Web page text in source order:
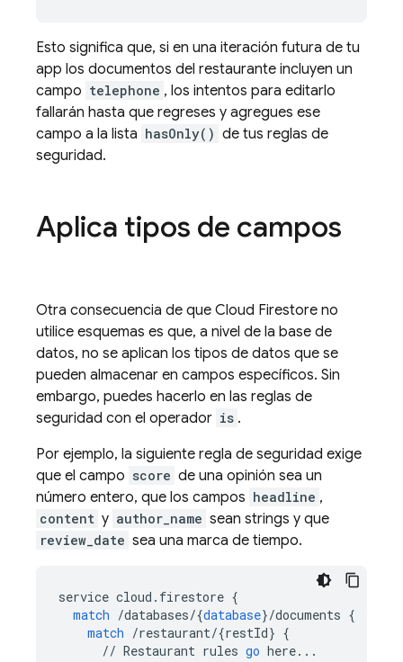
Esto significa que, si en una iteración futura de tu
app los documentos del restaurante incluyen un
campo telephone , los intentos para editarlo
fallarán hasta que regreses y agregues ese
campo a la lista hasOnly() de tus reglas de
seguridad.
Aplica tipos de campos
Otra consecuencia de que Cloud Firestore no
utilice esquemas es que, a nivel de la base de
datos, no se aplican los tipos de datos que se
pueden almacenar en campos específicos. Sin
embargo, puedes hacerlo en las reglas de
seguridad con el operador is .
Por ejemplo, la siguiente regla de seguridad exige
que el campo score de una opinión sea un
número entero, que los campos headline ,
content y author_name sean strings y que
review_date sea una marca de tiempo.
service cloud . firestore {
match /databases/{database}/documents {
match /restaurant/{restId} {
// Restaurant rules go here...